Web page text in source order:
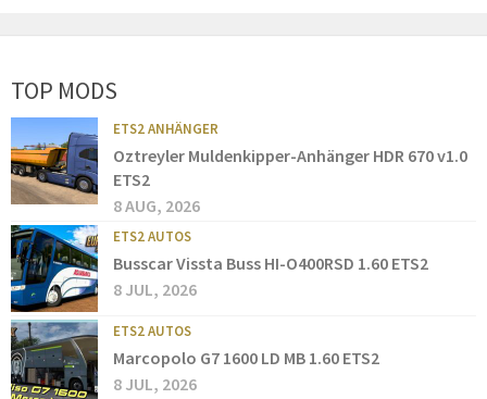
TOP MODS
ETS2 ANHÄNGER
Oztreyler Muldenkipper-Anhänger HDR 670 v1.0
ETS2
8 AUG, 2026
ETS2 AUTOS
Busscar Vissta Buss HI-O400RSD 1.60 ETS2
8 JUL, 2026
ETS2 AUTOS
Marcopolo G7 1600 LD MB 1.60 ETS2
8 JUL, 2026